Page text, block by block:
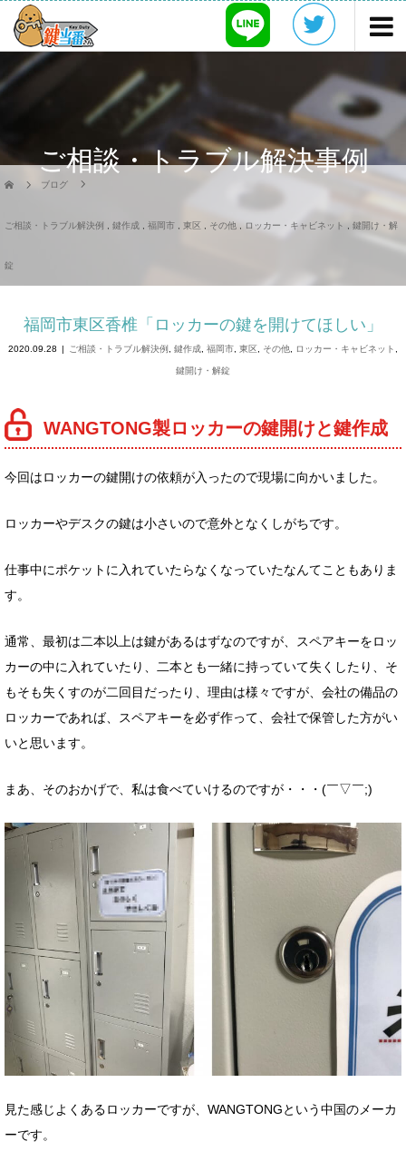
ご相談・トラブル解決事例
ブログ
ご相談・トラブル解決例 鍵作成 福岡市 東区 その他 ロッカー・キャビネット 鍵開け・解
錠
福岡市東区香椎「ロッカーの鍵を開けてほしい」
2020.09.28 ご相談・トラブル解決例 鍵作成 福岡市 東区 その他 ロッカー・キャビネット
鍵開け・解錠
WANGTONG製ロッカーの鍵開けと鍵作成
今回はロッカーの鍵開けの依頼が入ったので現場に向かいました。
ロッカーやデスクの鍵は小さいので意外となくしがちです。
仕事中にポケットに入れていたらなくなっていたなんてこともありま
す。
通常、最初は二本以上は鍵があるはずなのですが、スペアキーをロッ
カーの中に入れていたり、二本とも一緒に持っていて失くしたり、そ
もそも失くすのが二回目だったり、理由は様々ですが、会社の備品の
ロッカーであれば、スペアキーを必ず作って、会社で保管した方がい
いと思います。
まあ、そのおかげで、私は食べていけるのですが・・・(￣▽￣;)
見た感じよくあるロッカーですが、WANGTONGという中国のメーカ
ーです。